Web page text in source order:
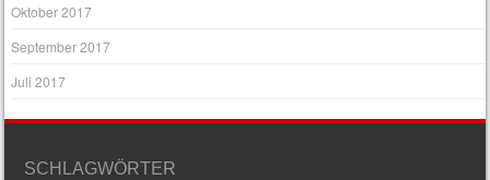
Oktober 2017
September 2017
Juli 2017
SCHLAGWÖRTER